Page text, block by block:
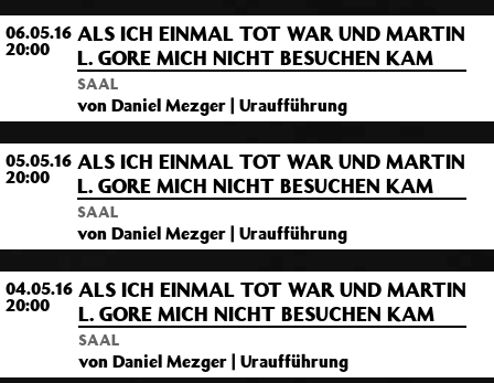
06.05.16
20:00
ALS ICH EINMAL TOT WAR UND MARTIN
L. GORE MICH NICHT BESUCHEN KAM
SAAL
von Daniel Mezger | Uraufführung
05.05.16
20:00
ALS ICH EINMAL TOT WAR UND MARTIN
L. GORE MICH NICHT BESUCHEN KAM
SAAL
von Daniel Mezger | Uraufführung
04.05.16
20:00
ALS ICH EINMAL TOT WAR UND MARTIN
L. GORE MICH NICHT BESUCHEN KAM
SAAL
von Daniel Mezger | Uraufführung